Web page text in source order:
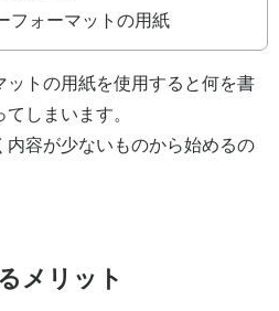
フォーマットの用紙
トの用紙を使用すると何を書
しまいます。
容が少ないものから始めるの
メリット